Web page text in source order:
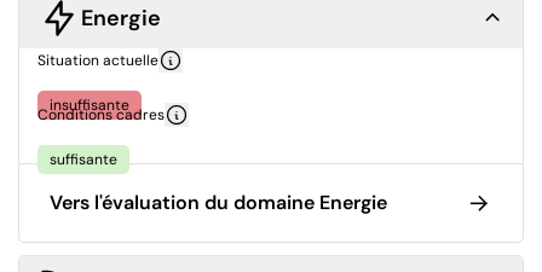
Energie
Situation actuelle
insuffisante
Conditions cadres
suffisante
Vers l'évaluation du domaine Energie